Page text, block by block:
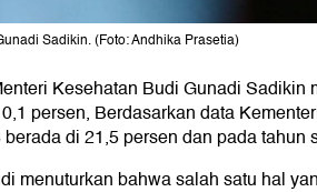
Sadikin. (Foto: Andhika Prasetia)
Kesehatan Budi Gunadi Sadikin
persen, Berdasarkan data
di 21,5 persen dan pada
menuturkan bahwa salah satu hal